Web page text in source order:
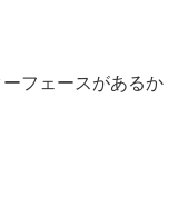
ーフェースがあるか